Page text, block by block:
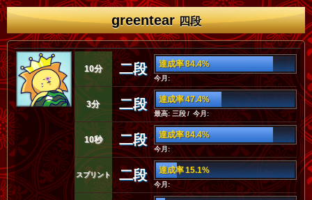
greentear四段
10分 二段 達成率 84.4%
今月:
3分 二段 達成率 47.4%
最高: 三段 / 今月:
10秒 二段 達成率 84.4%
今月:
スプリント 二段 達成率 15.1%
今月: